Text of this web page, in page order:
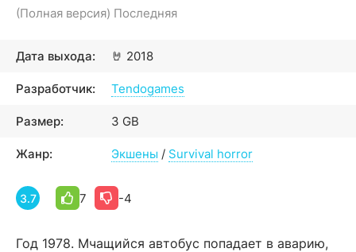
(Полная версия) Последняя
🤘
Дата выхода: 2018
Разработчик: Tendogames
Размер: 3 GB
Жанр: Экшены / Survival horror
3.7 7 -4
Год 1978. Мчащийся автобус попадает в аварию,